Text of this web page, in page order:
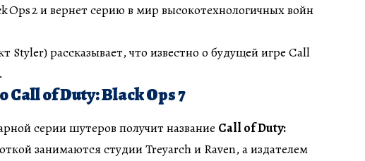
Ops 2 и вернет серию в мир высокотехнологичных войн
Styler) рассказывает, что известно о будущей игре Call
Call of Duty: Black Ops 7
серии шутеров получит название Call of Duty:
занимаются студии Treyarch и Raven, а издателем